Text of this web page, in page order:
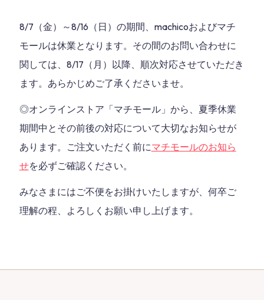
8/7（金）～8/16（日）の期間、machicoおよびマチ
モールは休業となります。その間のお問い合わせに
関しては、8/17（月）以降、順次対応させていただき
ます。あらかじめご了承くださいませ。
◎オンラインストア「マチモール」から、夏季休業
期間中とその前後の対応について大切なお知らせが
あります。ご注文いただく前にマチモールのお知ら
せを必ずご確認ください。
みなさまにはご不便をお掛けいたしますが、何卒ご
理解の程、よろしくお願い申し上げます。